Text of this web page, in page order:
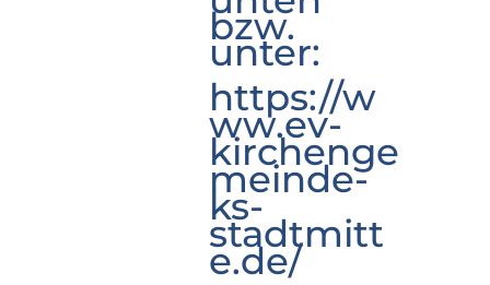
bzw.
unter:
https://w
ww.ev-
kirchenge
meinde-
ks-
stadtmitt
e.de/